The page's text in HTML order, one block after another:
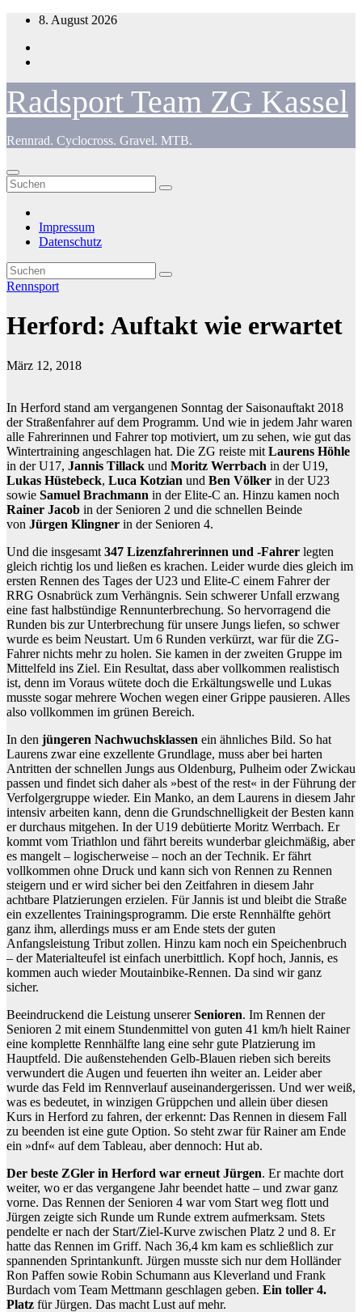
Zum
springen
8. August 2026
Radsport Team ZG Kassel
Rennrad. Cyclocross. Gravel. MTB.
Impressum
Datenschutz
Rennsport
Herford: Auftakt wie erwartet
März 12, 2018
In Herford stand am vergangenen Sonntag der Saisonauftakt 2018
der Straßenfahrer auf dem Programm. Und wie in jedem Jahr waren
alle Fahrerinnen und Fahrer top motiviert, um zu sehen, wie gut das
Wintertraining angeschlagen hat. Die ZG reiste mit Laurens Höhle
in der U17, Jannis Tillack und Moritz Werrbach in der U19,
Lukas Hüstebeck, Luca Kotzian und Ben Völker in der U23
sowie Samuel Brachmann in der Elite-C an. Hinzu kamen noch
Rainer Jacob in der Senioren 2 und die schnellen Beinde
von Jürgen Klingner in der Senioren 4.
Und die insgesamt 347 Lizenzfahrerinnen und -Fahrer legten
gleich richtig los und ließen es krachen. Leider wurde dies gleich im
ersten Rennen des Tages der U23 und Elite-C einem Fahrer der
RRG Osnabrück zum Verhängnis. Sein schwerer Unfall erzwang
eine fast halbstündige Rennunterbrechung. So hervorragend die
Runden bis zur Unterbrechung für unsere Jungs liefen, so schwer
wurde es beim Neustart. Um 6 Runden verkürzt, war für die ZG-
Fahrer nichts mehr zu holen. Sie kamen in der zweiten Gruppe im
Mittelfeld ins Ziel. Ein Resultat, dass aber vollkommen realistisch
ist, denn im Voraus wütete doch die Erkältungswelle und Lukas
musste sogar mehrere Wochen wegen einer Grippe pausieren. Alles
also vollkommen im grünen Bereich.
In den jüngeren Nachwuchsklassen ein ähnliches Bild. So hat
Laurens zwar eine exzellente Grundlage, muss aber bei harten
Antritten der schnellen Jungs aus Oldenburg, Pulheim oder Zwickau
passen und findet sich daher als »best of the rest« in der Führung der
Verfolgergruppe wieder. Ein Manko, an dem Laurens in diesem Jahr
intensiv arbeiten kann, denn die Grundschnelligkeit der Besten kann
er durchaus mitgehen. In der U19 debütierte Moritz Werrbach. Er
kommt vom Triathlon und fährt bereits wunderbar gleichmäßig, aber
es mangelt – logischerweise – noch an der Technik. Er fährt
vollkommen ohne Druck und kann sich von Rennen zu Rennen
steigern und er wird sicher bei den Zeitfahren in diesem Jahr
achtbare Platzierungen erzielen. Für Jannis ist und bleibt die Straße
ein exzellentes Trainingsprogramm. Die erste Rennhälfte gehört
ganz ihm, allerdings muss er am Ende stets der guten
Anfangsleistung Tribut zollen. Hinzu kam noch ein Speichenbruch
– der Materialteufel ist einfach unerbittlich. Kopf hoch, Jannis, es
kommen auch wieder Moutainbike-Rennen. Da sind wir ganz
sicher.
Beeindruckend die Leistung unsererSenioren. Im Rennen der
Senioren 2 mit einem Stundenmittel von guten 41 km/h hielt Rainer
eine komplette Rennhälfte lang eine sehr gute Platzierung im
Hauptfeld. Die außenstehenden Gelb-Blauen rieben sich bereits
verwundert die Augen und feuerten ihn weiter an. Leider aber
wurde das Feld im Rennverlauf auseinandergerissen. Und wer weiß,
was es bedeutet, in winzigen Grüppchen und allein über diesen
Kurs in Herford zu fahren, der erkennt: Das Rennen in diesem Fall
zu beenden ist eine gute Option. So steht zwar für Rainer am Ende
ein »dnf« auf dem Tableau, aber dennoch: Hut ab.
Der beste ZGler in Herford war erneut Jürgen. Er machte dort
weiter, wo er das vergangene Jahr beendet hatte – und zwar ganz
vorne. Das Rennen der Senioren 4 war vom Start weg flott und
Jürgen zeigte sich Runde um Runde extrem aufmerksam. Stets
pendelte er nach der Start/Ziel-Kurve zwischen Platz 2 und 8. Er
hatte das Rennen im Griff. Nach 36,4 km kam es schließlich zur
spannenden Sprintankunft. Jürgen musste sich nur dem Holländer
Ron Paffen sowie Robin Schumann aus Kleverland und Frank
Burdach vom Team Mettmann geschlagen geben. Ein toller 4.
Platz für Jürgen. Das macht Lust auf mehr.